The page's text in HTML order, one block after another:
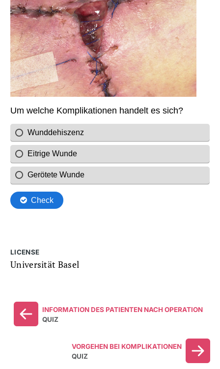
LICENSE
Universität Basel
INFORMATION DES PATIENTEN NACH OPERATION
QUIZ
VORGEHEN BEI KOMPLIKATIONEN
QUIZ